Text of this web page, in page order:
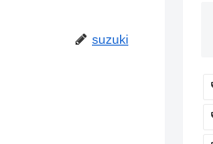
suzuki